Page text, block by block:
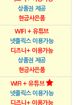
상품권 제공
현금사은품
WIFI + 유튜브
넷플릭스 이용가능
디즈니+ 이용가능
상품권 제공
현금사은품
WIFI + 유튜브
넷플릭스 이용가능
디즈니+ 이용가능